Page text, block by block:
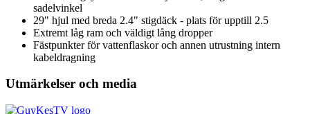
sadelvinkel
29" hjul med breda 2.4" stigdäck - plats för upptill 2.5
Extremt låg ram och väldigt lång dropper
Fästpunkter för vattenflaskor och annen utrustning intern
kabeldragning
Utmärkelser och media